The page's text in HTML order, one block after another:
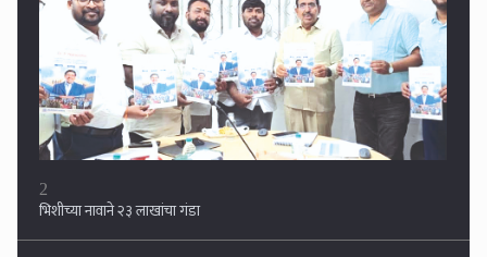
2
भिशीच्या नावाने २३ लाखांचा गंडा